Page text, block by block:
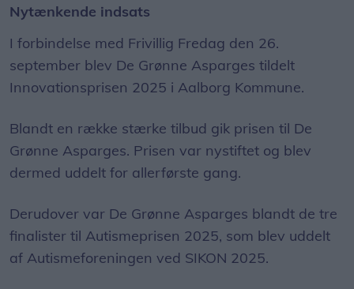
Nytænkende indsats
I forbindelse med Frivillig Fredag den 26.
september blev De Grønne Asparges tildelt
Innovationsprisen 2025 i Aalborg Kommune.
Blandt en række stærke tilbud gik prisen til De
Grønne Asparges. Prisen var nystiftet og blev
dermed uddelt for allerførste gang.
Derudover var De Grønne Asparges blandt de tre
finalister til Autismeprisen 2025, som blev uddelt
af Autismeforeningen ved SIKON 2025.